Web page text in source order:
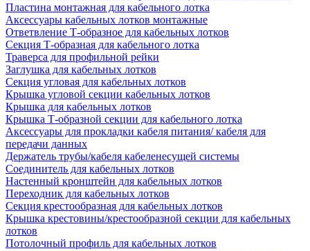
Пластина монтажная для кабельного лотка
Аксессуары кабельных лотков монтажные
Ответвление Т-образное для кабельных лотков
Секция Т-образная для кабельного лотка
Траверса для профильной рейки
Заглушка для кабельных лотков
Секция угловая для кабельных лотков
Крышка угловой секции кабельных лотков
Крышка для кабельных лотков
Крышка Т-образной секции для кабельного лотка
Аксессуары для прокладки кабеля питания/ кабеля для
передачи данных
Держатель трубы/кабеля кабеленесущей системы
Соединитель для кабельных лотков
Настенный кронштейн для кабельных лотков
Переходник для кабельных лотков
Секция крестообразная для кабельных лотков
Крышка крестовины/крестообразной секции для кабельных
лотков
Потолочный профиль для кабельных лотков